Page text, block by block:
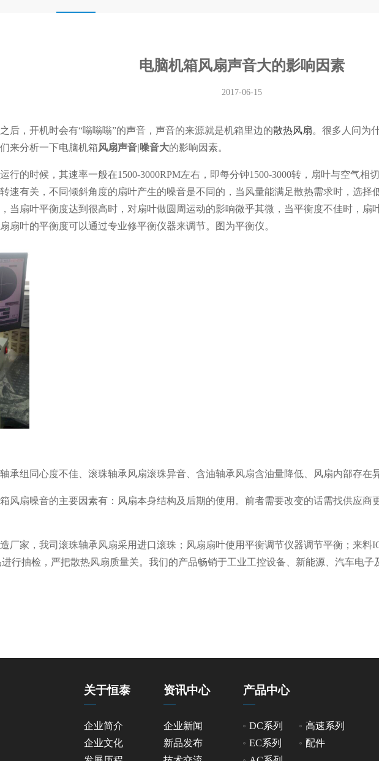
电脑机箱风扇声音大的影响因素
2017-06-15
后，开机时会有“嗡嗡嗡”的声音，声音的来源就是机箱里边的散热风扇。很多人问为
来分析一下电脑机箱风扇声音|噪音大的影响因素。
行的时候，其速率一般在1500-3000RPM左右，即每分钟1500-3000转，扇叶与空气
速有关，不同倾斜角度的扇叶产生的噪音是不同的，当风量能满足散热需求时，选
当扇叶平衡度达到很高时，对扇叶做圆周运动的影响微乎其微，当平衡度不佳时，
扇叶的平衡度可以通过专业修平衡仪器来调节。图为平衡仪。
承组同心度不佳、滚珠轴承风扇滚珠异音、含油轴承风扇含油量降低、风扇内部存在
风扇噪音的主要因素有：风扇本身结构及后期的使用。前者需要改变的话需找供应
厂家，我司滚珠轴承风扇采用进口滚珠；风扇扇叶使用平衡调节仪器调节平衡；来
行抽检，严把散热风扇质量关。我们的产品畅销于工业工控设备、新能源、汽车电子
关于恒泰
企业简介
企业文化
资讯中心
企业新闻
新品发布
产品中心
DC系列
EC系列
高速系列
配件